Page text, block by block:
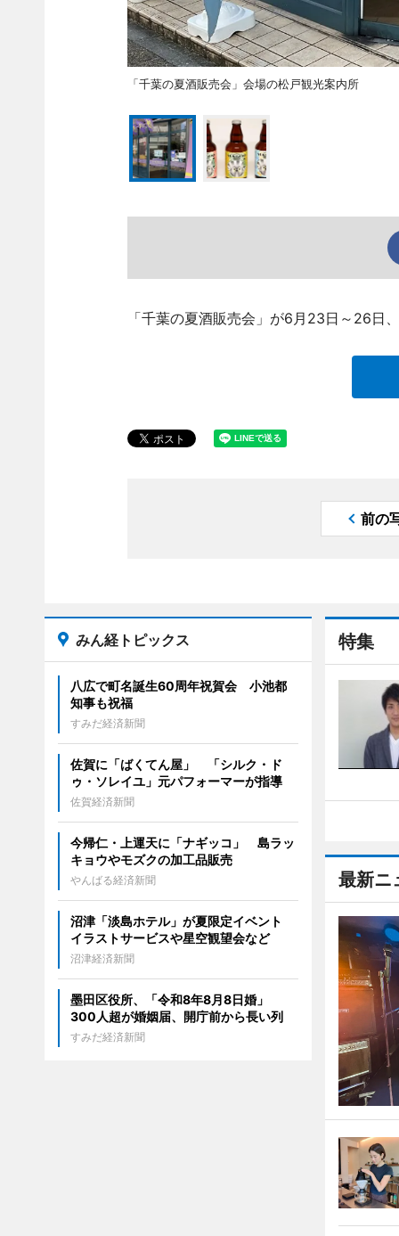
「千葉の夏酒販売会」会場の松戸観光案内所
「千葉の夏酒販売会」が6月23日～26日
前の
特集
最新ニ
みん経トピックス
八広で町名誕生60周年祝賀会 小池都
知事も祝福
すみだ経済新聞
佐賀に「ばくてん屋」 「シルク・ド
ゥ・ソレイユ」元パフォーマーが指導
佐賀経済新聞
今帰仁・上運天に「ナギッコ」 島ラッ
キョウやモズクの加工品販売
やんばる経済新聞
沼津「淡島ホテル」が夏限定イベント
イラストサービスや星空観望会など
沼津経済新聞
墨田区役所、「令和8年8月8日婚」
300人超が婚姻届、開庁前から長い列
すみだ経済新聞